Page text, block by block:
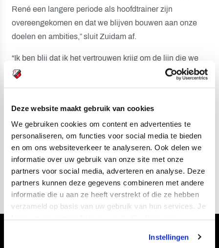
Deze website maakt gebruik van cookies
We gebruiken cookies om content en advertenties te
personaliseren, om functies voor social media te bieden
en om ons websiteverkeer te analyseren. Ook delen we
informatie over uw gebruik van onze site met onze
partners voor social media, adverteren en analyse. Deze
partners kunnen deze gegevens combineren met andere
informatie die u aan ze heeft verstrekt of die ze hebben
verzameld op basis van uw gebruik van hun services. Je
kan je toestemming beheren op de Cookiepagina.
Instellingen
René een langere periode als hoofdtrainer zijn
overeengekomen en dat we blijven bouwen aan onze
doelen en ambities,” sluit Zuidam af.
“Ik ben blij dat ik het vertrouwen krijg om de lijn die we
vanaf november hebben ingezet, door te zetten”, vertelt
verbeteren. We moeten hierin de volgende stap maken,
om wedstrijden ook in de vorm van drie punten naar
onszelf toe te trekken. Daar gaan we vanaf 3 januari
weer hard aan werken en ik ben ervan overtuigd dat dat
snel gaat komen.”